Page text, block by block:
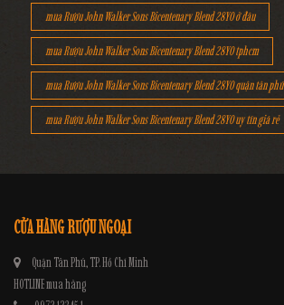
mua Rượu John Walker Sons Bicentenary Blend 28YO ở đâu
mua Rượu John Walker Sons Bicentenary Blend 28YO tphcm
mua Rượu John Walker Sons Bicentenary Blend 28YO quận tân phú
mua Rượu John Walker Sons Bicentenary Blend 28YO uy tín giá rẻ
CỬA HÀNG RƯỢU NGOẠI
Quận Tân Phú, TP. Hồ Chí Minh
HOTLINE mua hàng